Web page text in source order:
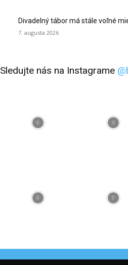
Divadelný tábor má stále voľné
7. augusta 2026
Sledujte nás na Instagrame